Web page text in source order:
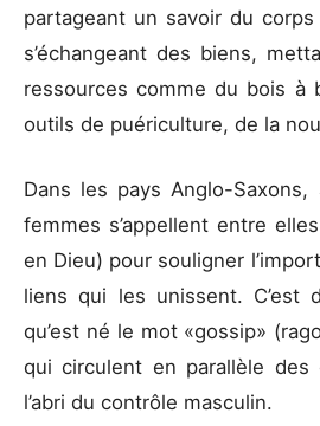
partageant un savoir du
s’échangeant des biens,
ressources comme du bois à
outils de puériculture, de la
Dans les pays Anglo-
femmes s’appellent entre
en Dieu) pour souligner
liens qui les unissent. C’est
qu’est né le mot «gossip»
qui circulent en parallèle des
l’abri du contrôle masculin.